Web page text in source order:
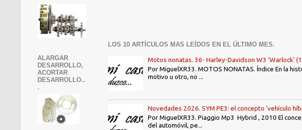
LOS 10 ARTÍCULOS MAS LEÍDOS EN EL ÚLTIMO MES.
Motos nonatas. 36- Harley-Davidson W3 'Warlock'
Por MiguelXR33. MOTOS NONATAS. Índice En la
motivo u otro, no ...
Novedades 2026. SYM PE3: el concepto 'vehículo
Por MiguelXR33. Piaggio Mp3 Hybrid , 2010 El
del automóvil, pe...
ALARGAR
DESARROLLO,
ACORTAR
DESARROLLO..
.